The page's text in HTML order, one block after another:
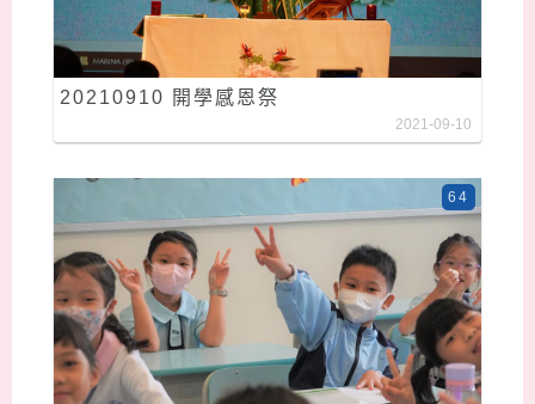
20210910 開學感恩祭
2021-09-10
64